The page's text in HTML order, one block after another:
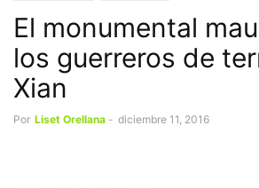
El monumental
los guerreros de
Xian
Por Liset Orellana - diciembre 11, 2016